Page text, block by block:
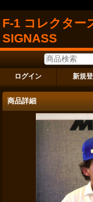
F-1 コレクタ
SIGNASS
ログイン 新規
商品詳細